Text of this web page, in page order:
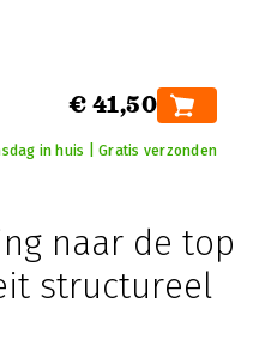
€ 41,50
in huis | Gratis verzonden
naar de top
structureel